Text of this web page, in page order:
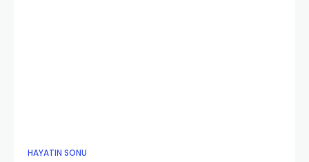
HAYATIN SONU